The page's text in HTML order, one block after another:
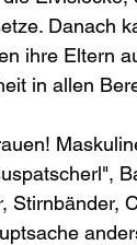
Danach
ihre Eltern
in allen
Stirnbänder,